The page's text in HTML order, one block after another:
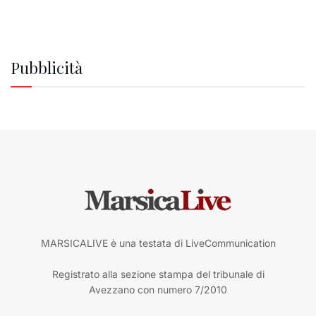
Pubblicità
MARSICALIVE è una testata di LiveCommunication
Registrato alla sezione stampa del tribunale di
Avezzano con numero 7/2010